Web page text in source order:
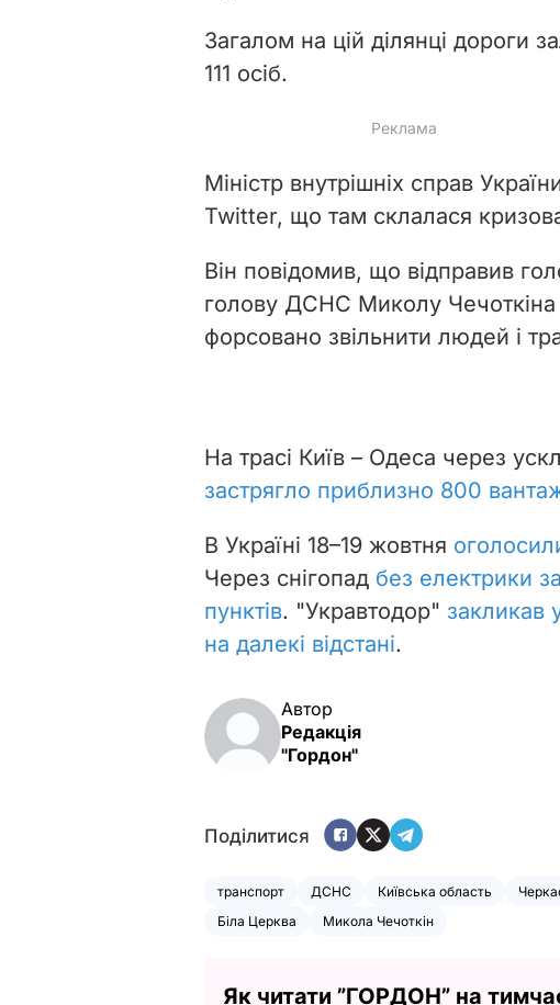
Загалом на цій ділянці дороги
111 осіб.
Міністр внутрішніх справ
Twitter, що там склалася
Він повідомив, що відправив
голову ДСНС Миколу
форсовано звільнити людей і
На трасі Київ – Одеса через
застрягло приблизно 800
В Україні 18–19 жовтня
Через снігопад без електрики
пунктів. "Укравтодор" закликав
на далекі відстані.
Автор
Редакція
"Гордон"
Поділитися
транспорт ДСНС Київська область
Біла Церква
Микола Чечоткін
Як читати ”ГОРДОН” на